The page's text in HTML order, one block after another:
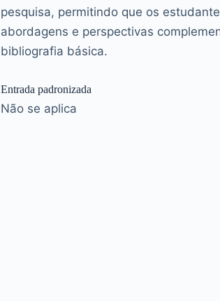
pesquisa, permitindo que os
abordagens e perspectivas
bibliografia básica.
Entrada padronizada
Não se aplica